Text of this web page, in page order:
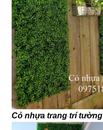
Cỏ nhựa trang trí tường